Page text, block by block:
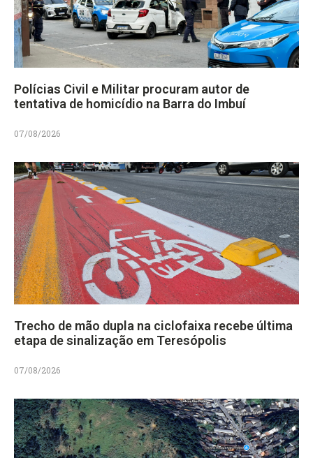
Polícias Civil e Militar procuram autor de
tentativa de homicídio na Barra do Imbuí
07/08/2026
Trecho de mão dupla na ciclofaixa recebe última
etapa de sinalização em Teresópolis
07/08/2026